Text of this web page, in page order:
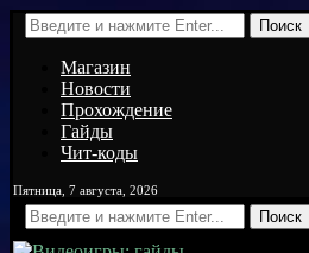
Поиск
Магазин
Новости
Прохождение
Гайды
Чит-коды
Пятница, 7 августа, 2026
Поиск